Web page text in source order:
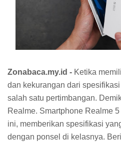
Zonabaca.my.id - Ketika
dan kekurangan dari
salah satu pertimbangan.
Realme. Smartphone Realme
ini, memberikan spesifikasi
dengan ponsel di kelasnya.